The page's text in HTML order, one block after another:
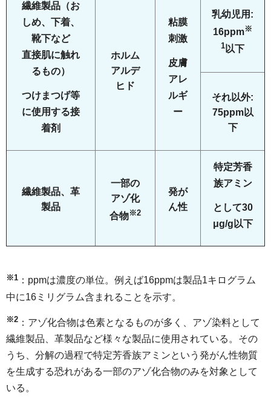
繊維製品（お
しめ、下着、
靴下など
直接肌に触れ
るもの）
つけまつげ等
に使用する接
着剤
ホルム
アルデ
ヒド
粘膜
刺激
皮膚
アレ
ルギ
ー
乳幼児用:
16ppm※
1 以下
それ以外:
75ppm以
下
繊維製品、革
製品
一部の
アゾ化
合物※2
発が
ん性
特定芳香
族アミン
として30
μg/g以下
※1 ：ppmは濃度の単位。例えば16ppmは製品1キログラム
中に16ミリグラム含まれることを示す。
※2 ：アゾ化合物は色素となるものが多く、アゾ染料として
繊維製品、革製品など様々な製品に使用されている。その
うち、分解の過程で特定芳香族アミンという発がん性物質
を生成する恐れがある一部のアゾ化合物のみを対象として
いる。